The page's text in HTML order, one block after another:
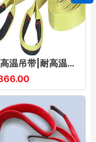
耐高温吊带|耐高温吊装带|耐高温起重吊带|耐高温吊绳|耐高温吊装绳